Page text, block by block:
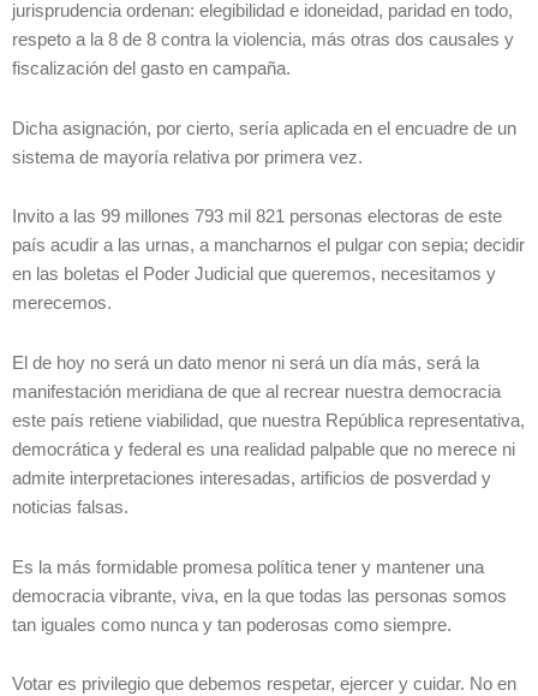
jurisprudencia ordenan: elegibilidad e idoneidad, paridad en todo,
respeto a la 8 de 8 contra la violencia, más otras dos causales y
fiscalización del gasto en campaña.
Dicha asignación, por cierto, sería aplicada en el encuadre de un
sistema de mayoría relativa por primera vez.
Invito a las 99 millones 793 mil 821 personas electoras de este
país acudir a las urnas, a mancharnos el pulgar con sepia; decidir
en las boletas el Poder Judicial que queremos, necesitamos y
merecemos.
El de hoy no será un dato menor ni será un día más, será la
manifestación meridiana de que al recrear nuestra democracia
este país retiene viabilidad, que nuestra República representativa,
democrática y federal es una realidad palpable que no merece ni
admite interpretaciones interesadas, artificios de posverdad y
noticias falsas.
Es la más formidable promesa política tener y mantener una
democracia vibrante, viva, en la que todas las personas somos
tan iguales como nunca y tan poderosas como siempre.
Votar es privilegio que debemos respetar, ejercer y cuidar. No en